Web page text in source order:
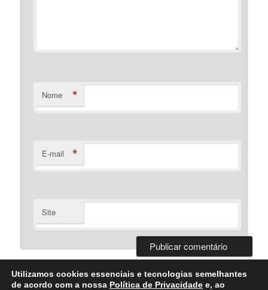
Nome *
E-mail *
Site
Utilizamos cookies essenciais e tecnologias semelhantes
de acordo com a nossa Política de Privacidade e, ao